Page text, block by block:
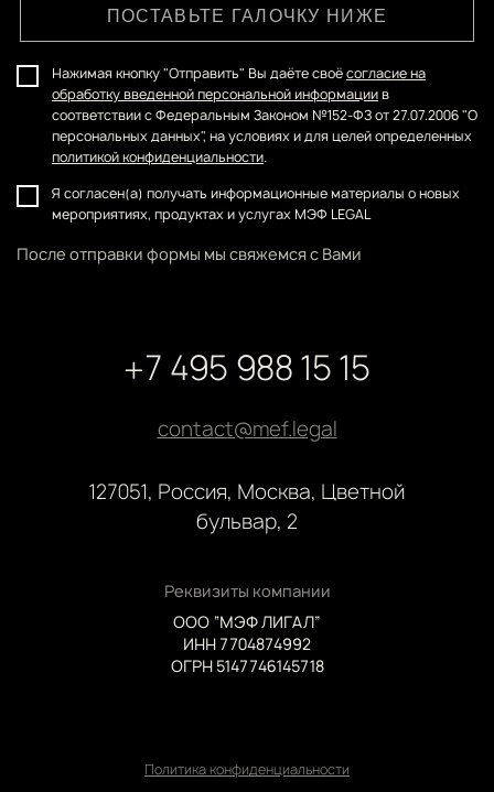
ПОСТАВЬТЕ ГАЛОЧКУ НИЖЕ
Нажимая кнопку "Отправить" Вы даёте своёсогласие на
обработку введенной персональной информациив
соответствии с Федеральным Законом №152-ФЗ от 27.07.2006 "О
персональных данных", на условиях и для целей определенных
политикой конфиденциальности.
Я согласен(а) получать информационные материалы о новых
мероприятиях, продуктах и услугах МЭФ LEGAL
После отправки формы мы свяжемся с Вами
+7 495 988 15 15
contact@mef.legal
127051, Россия, Москва, Цветной
бульвар, 2
Реквизиты компании
ООО “МЭФ ЛИГАЛ”
ИНН 7704874992
ОГРН 5147746145718
Политика конфиденциальности